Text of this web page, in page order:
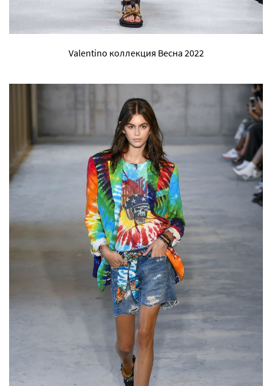
Valentino коллекция Весна 2022